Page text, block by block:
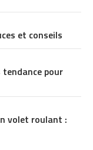
et conseils
tendance pour
volet roulant :